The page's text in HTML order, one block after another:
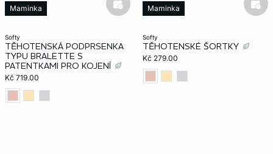
softy
TĚHOTENSKÁ PODPRSENKA
TYPU BRALETTE S
PATENTKAMI PRO KOJENÍ
Kč 719.00
Maminka basketfull
softy
TĚHOTENSKÉ ŠORTKY
Kč 279.00
Maminka